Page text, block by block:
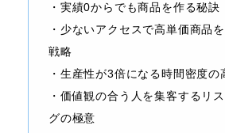
・実績0からでも商品を作る秘訣
・少ないアクセスで高単価商品
戦略
・生産性が3倍になる時間密度の
・価値観の合う人を集客するリ
グの極意